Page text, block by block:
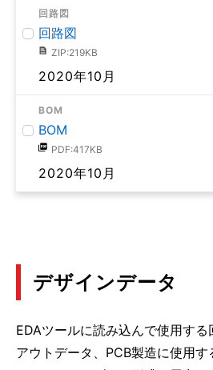
回路図
回路図
ZIP:219KB
2020年10月
BOM
BOM
PDF:417KB
2020年10月
デザインデータ
EDAツールに読み込んで使用する
アウトデータ、PCB製造に使用